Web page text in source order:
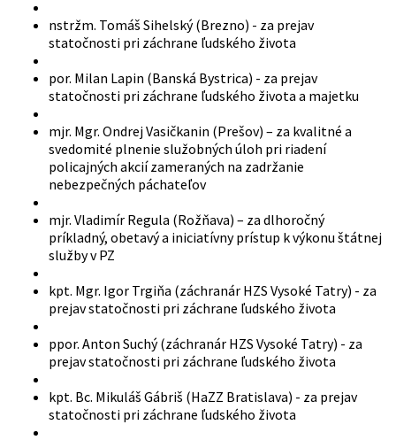
nstržm. Tomáš Sihelský (Brezno) - za prejav
statočnosti pri záchrane ľudského života
por. Milan Lapin (Banská Bystrica) - za prejav
statočnosti pri záchrane ľudského života a majetku
mjr. Mgr. Ondrej Vasičkanin (Prešov) – za kvalitné a
svedomité plnenie služobných úloh pri riadení
policajných akcií zameraných na zadržanie
nebezpečných páchateľov
mjr. Vladimír Regula (Rožňava) – za dlhoročný
príkladný, obetavý a iniciatívny prístup k výkonu štátnej
služby v PZ
kpt. Mgr. Igor Trgiňa (záchranár HZS Vysoké Tatry) - za
prejav statočnosti pri záchrane ľudského života
ppor. Anton Suchý (záchranár HZS Vysoké Tatry) - za
prejav statočnosti pri záchrane ľudského života
kpt. Bc. Mikuláš Gábriš (HaZZ Bratislava) - za prejav
statočnosti pri záchrane ľudského života